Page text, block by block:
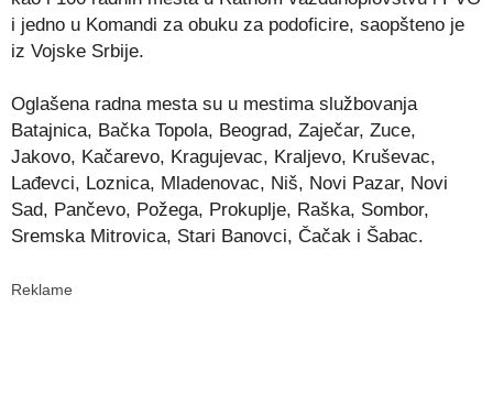
i jedno u Komandi za obuku za podoficire, saopšteno je
iz Vojske Srbije.
Oglašena radna mesta su u mestima službovanja
Batajnica, Bačka Topola, Beograd, Zaječar, Zuce,
Jakovo, Kačarevo, Kragujevac, Kraljevo, Kruševac,
Lađevci, Loznica, Mladenovac, Niš, Novi Pazar, Novi
Sad, Pančevo, Požega, Prokuplje, Raška, Sombor,
Sremska Mitrovica, Stari Banovci, Čačak i Šabac.
Reklame